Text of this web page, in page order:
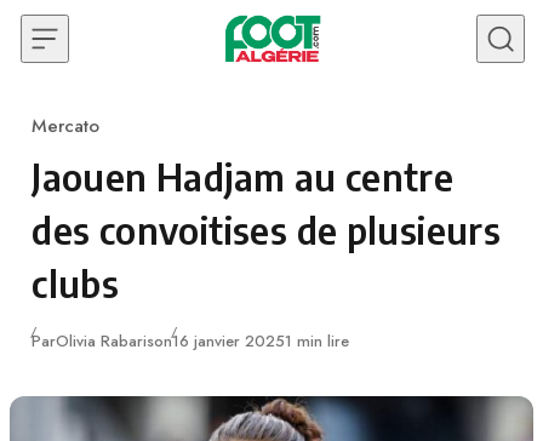
Skip to content
Category
Mercato
Jaouen Hadjam au centre
des convoitises de plusieurs
clubs
ParOlivia RabarisonPublié
16 janvier 20251 min lire